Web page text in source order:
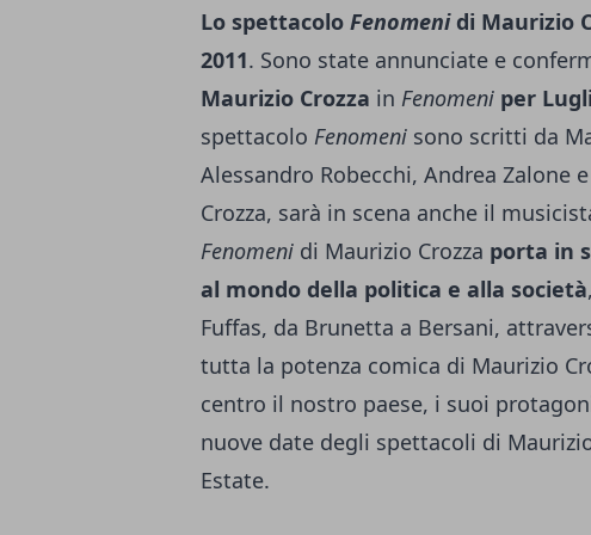
Lo spettacolo Fenomenidi Maurizio
2011. Sono state annunciate e
Maurizio Crozza in Fenomeni per
spettacolo Fenomeni sono scritti da
Alessandro Robecchi, Andrea Zalone
Crozza, sarà in scena anche il
Fenomeni di Maurizio Crozza porta in
al mondo della politica e alla società
Fuffas, da Brunetta a Bersani,
tutta la potenza comica di Maurizio
centro il nostro paese, i suoi
nuove date degli spettacoli di
Estate.